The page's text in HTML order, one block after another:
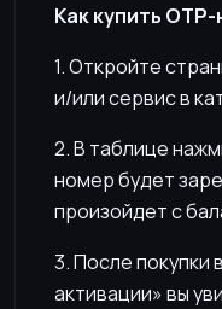
Как купить
1. Откройте
и/или сервис в
2. В таблице
номер будет
произойдет с
3. После покупки
активации» вы